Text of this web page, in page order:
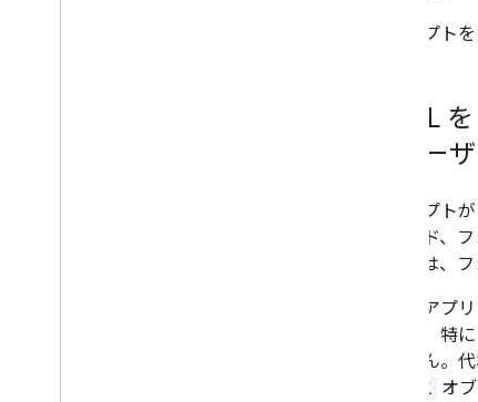
スクリプト
HTML
のユー
スクリプト
スライド、
ェースは、
ウェブアプ
トには、特に
りません。
Ui オ